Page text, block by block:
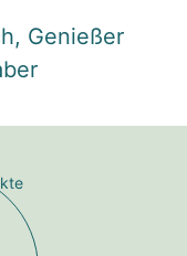
Genießer